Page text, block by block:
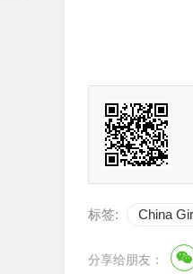
标签: China
分享给朋友：